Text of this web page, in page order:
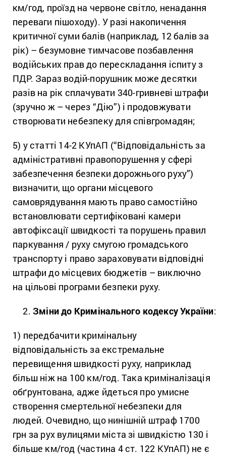
км/год, проїзд на червоне світло, ненадання
переваги пішоходу). У разі накопичення
критичної суми балів (наприклад, 12 балів за
рік) – безумовне тимчасове позбавлення
водійських прав до перескладання іспиту з
ПДР. Зараз водій-порушник може десятки
разів на рік сплачувати 340-гривневі штрафи
(зручно ж – через “Дію”) і продовжувати
створювати небезпеку для співгромадян;
5) у статті 14-2 КУпАП (“Відповідальність за
адміністративні правопорушення у сфері
забезпечення безпеки дорожнього руху”)
визначити, що органи місцевого
самоврядування мають право самостійно
встановлювати сертифіковані камери
автофіксації швидкості та порушень правил
паркування / руху смугою громадського
транспорту і право зараховувати відповідні
штрафи до місцевих бюджетів – виключно
на цільові програми безпеки руху.
Зміни до Кримінального кодексу України:
1) передбачити кримінальну
відповідальність за екстремальне
перевищення швидкості руху, наприклад
більш ніж на 100 км/год. Така криміналізація
обґрунтована, адже йдеться про умисне
створення смертельної небезпеки для
людей. Очевидно, що нинішній штраф 1700
грн за рух вулицями міста зі швидкістю 130 і
більше км/год (частина 4 ст. 122 КУпАП) не є